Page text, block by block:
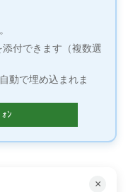
付できます（複数選
動で埋め込まれま
×